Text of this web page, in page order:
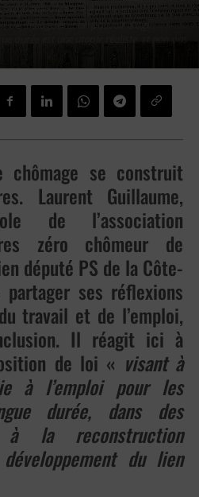
préférons les rapports de
de dialoguer et un pouvoir d’agir.
se construit
Laurent Guillaume,
de l’association
zéro chômeur de
député PS de la Côte-
partager ses réflexions
travail et de l’emploi,
Il réagit ici à
de loi « visant à
à l’emploi pour les
durée, dans des
la reconstruction
du lien